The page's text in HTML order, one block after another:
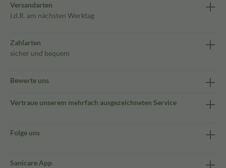
Versandarten
i.d.R. am nächsten Werktag
Zahlarten
sicher und bequem
Bewerte uns
Vertraue unserem mehrfach ausgezeichneten Service
Folge uns
Sanicare App